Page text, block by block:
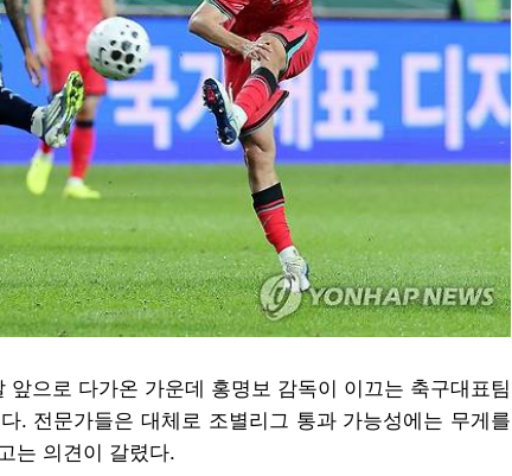
으로 다가온 가운데 홍명보 감독이 이끄는 축구대표팀
. 전문가들은 대체로 조별리그 통과 가능성에는 무게를
는 의견이 갈렸다.